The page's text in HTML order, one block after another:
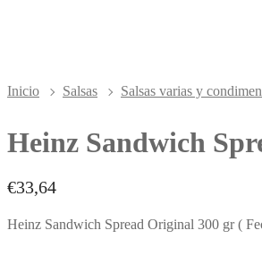
Inicio Salsas Salsas varias y
Heinz Sandwich
€33,64
Heinz Sandwich Spread Original 300 gr (